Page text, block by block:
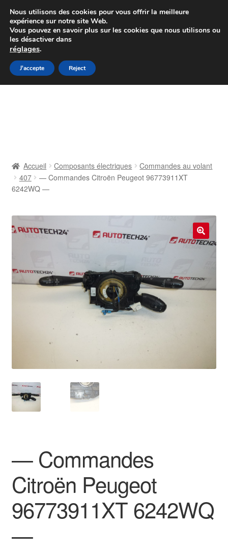
Colissimo livraison à partir de 7 EUR
Du lundi au vendredi de 9 h à 16 h
Aller
à
Aller
au
Contact
Livraison internationale
Paiements
Politique de confidentialité
Procédure de Réclamation
Accueil Composants électriques
Commandes au volant
407
— Commandes Citroën Peugeot 96773911XT
6242WQ —
🔍
— Commandes
Citroën Peugeot
96773911XT 6242WQ
—
Nous utilisons des cookies pour vous offrir la meilleure
expérience sur notre site Web.
Vous pouvez en savoir plus sur les cookies que nous utilisons ou
les désactiver dans
réglages.
J'accepte Reject